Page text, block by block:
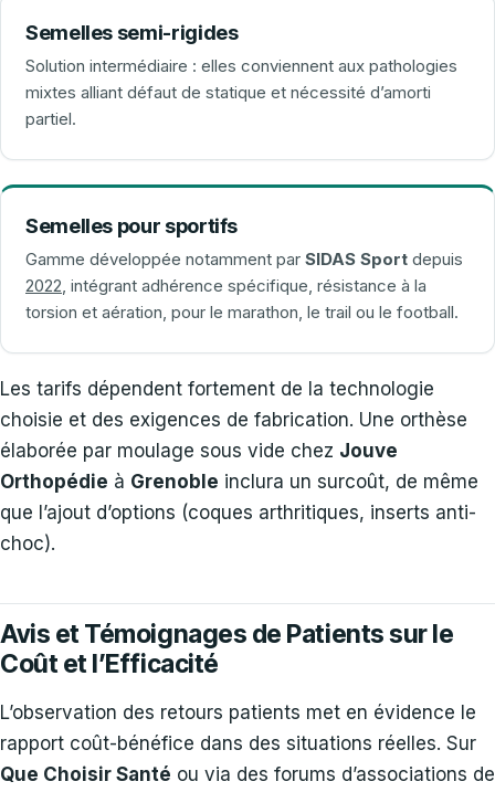
Semelles semi-rigides
Solution intermédiaire : elles conviennent aux pathologies
mixtes alliant défaut de statique et nécessité d’amorti
partiel.
Semelles pour sportifs
Gamme développée notamment par SIDAS Sport depuis
2022 , intégrant adhérence spécifique, résistance à la
torsion et aération, pour le marathon, le trail ou le football.
Les tarifs dépendent fortement de la technologie
choisie et des exigences de fabrication. Une orthèse
élaborée par moulage sous vide chez Jouve
Orthopédie à Grenoble inclura un surcoût, de même
que l’ajout d’options (coques arthritiques, inserts anti-
choc).
Avis et Témoignages de Patients sur le
Coût et l’Efficacité
L’observation des retours patients met en évidence le
rapport coût-bénéfice dans des situations réelles. Sur
Que Choisir Santé ou via des forums d’associations de